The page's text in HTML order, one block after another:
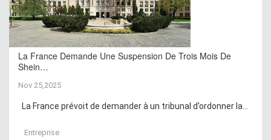
La France Demande Une Suspension De Trois Mois De
Shein…
Nov 25,2025
La France prévoit de demander à un tribunal d’ordonner la...
Entreprise